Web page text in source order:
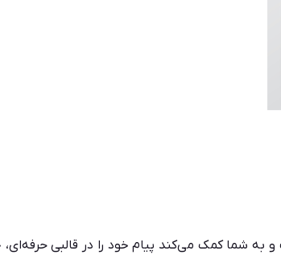
به شما کمک می‌کند پیام خود را در قالبی